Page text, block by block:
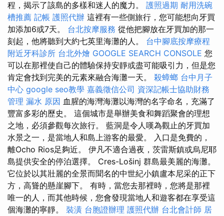
程，揭示了該島的多樣和迷人的魔力。 護照過期 耐用洗碗
槽推薦 記帳 護照代辦 這裡有一些側旅行，您可能想向牙買
加添加6或7天。 台北按摩服務 從他把腳放在牙買加的那一
刻起，他將聽到大約七英里海灘的人。 台中腳底按摩療程
附近牙科診所 台北外燴 GOOGLE SEARCH CONSOLE 您
可以在那裡使自己的體驗保持安靜或盡可能吸引力，但是您
肯定會找到完美的元素來融合海灘一天。 殺蟑螂 台中月子
中心 google seo教學 嘉義徵信公司 資深記帳士協助財務
管理 漏水 原因 血腥的海灣海灘以海灣的名字命名，充滿了
豐富多彩的歷史。 這個城市是舉辦美食和舞蹈聚會的理想
之地，必須參觀每次旅行。 藍洞是令人嘆為觀止的牙買加
水景之一，是當地人和島上游客的最愛。 入口是免費的，
離Ocho Rios足夠近。 伊凡不適合過夜，茨雷斯鎮或烏尼耶
島提供安全的停泊選擇。 Cres-Lošinj 群島最美麗的海灘。
它位於以其壯麗的全景而聞名的中世紀小鎮盧本尼采的正下
方，高聳的懸崖腳下。 有時，當您去那裡時，您將是那裡
唯一的人，而其他時候，您會發現當地人和遊客都在享受這
個海灘的寧靜。 裝潢 台胞證辦理 護照代辦 台北會計師 居